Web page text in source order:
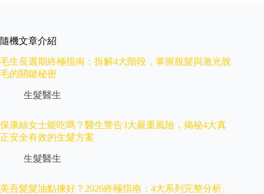
隨機文章介紹
毛生長週期終極指南：拆解4大階段，掌握脫髮與激光脫
毛的關鍵秘密
生髮醫生
保康絲女士能吃嗎？醫生警告3大嚴重風險，揭秘4大真
正安全有效的生髮方案
生髮醫生
美吾髮髮油點揀好？2026終極指南：4大系列完整分析、